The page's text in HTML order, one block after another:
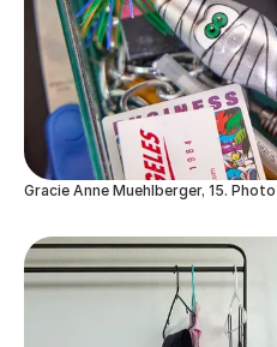
Gracie Anne Muehlberger, 15.